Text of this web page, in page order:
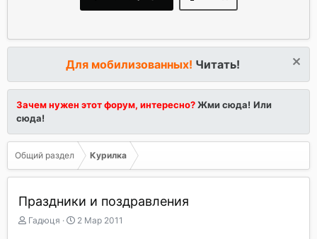
Для мобилизованных! Читать!
Зачем нужен этот форум, интересно?Жми сюда! Или
сюда!
Общий раздел Курилка
Праздники и поздравления
А
Гадюця
Д
2 Мар 2011